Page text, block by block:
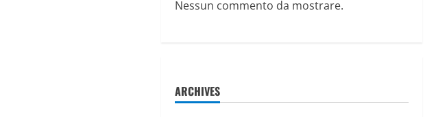
Nessun commento da mostrare.
ARCHIVES